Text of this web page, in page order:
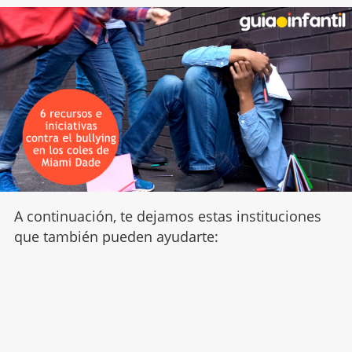
A continuación, te dejamos estas instituciones
que también pueden ayudarte: